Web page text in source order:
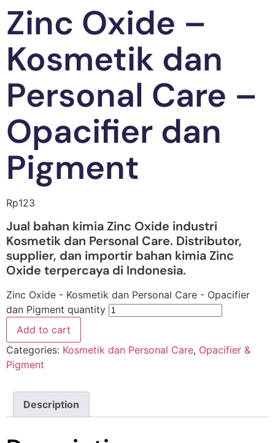
Zinc Oxide –
Kosmetik dan
Personal Care –
Opacifier dan
Pigment
Rp123
Jual bahan kimia Zinc Oxide industri
Kosmetik dan Personal Care. Distributor,
supplier, dan importir bahan kimia Zinc
Oxide terpercaya di Indonesia.
Zinc Oxide - Kosmetik dan Personal Care - Opacifier
dan Pigment quantity
Add to cart
Categories: Kosmetik dan Personal Care, Opacifier &
Pigment
Description